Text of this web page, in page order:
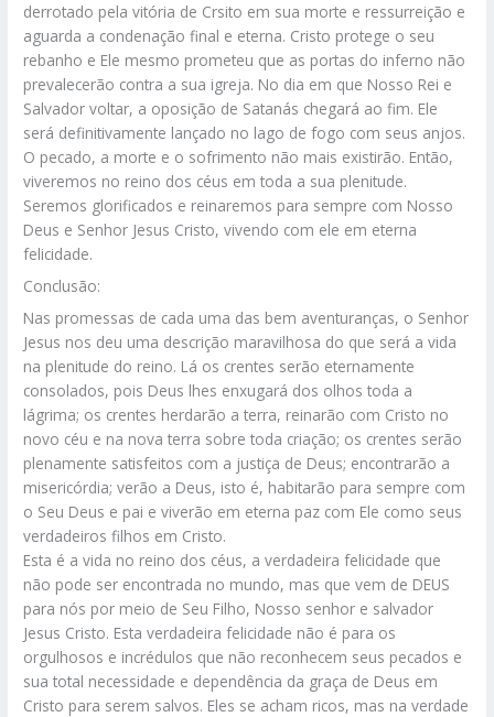
derrotado pela vitória de Crsito em sua morte e ressurreição e
aguarda a condenação final e eterna. Cristo protege o seu
rebanho e Ele mesmo prometeu que as portas do inferno não
prevalecerão contra a sua igreja. No dia em que Nosso Rei e
Salvador voltar, a oposição de Satanás chegará ao fim. Ele
será definitivamente lançado no lago de fogo com seus anjos.
O pecado, a morte e o sofrimento não mais existirão. Então,
viveremos no reino dos céus em toda a sua plenitude.
Seremos glorificados e reinaremos para sempre com Nosso
Deus e Senhor Jesus Cristo, vivendo com ele em eterna
felicidade.
Conclusão:
Nas promessas de cada uma das bem aventuranças, o Senhor
Jesus nos deu uma descrição maravilhosa do que será a vida
na plenitude do reino. Lá os crentes serão eternamente
consolados, pois Deus lhes enxugará dos olhos toda a
lágrima; os crentes herdarão a terra, reinarão com Cristo no
novo céu e na nova terra sobre toda criação; os crentes serão
plenamente satisfeitos com a justiça de Deus; encontrarão a
misericórdia; verão a Deus, isto é, habitarão para sempre com
o Seu Deus e pai e viverão em eterna paz com Ele como seus
verdadeiros filhos em Cristo.
Esta é a vida no reino dos céus, a verdadeira felicidade que
não pode ser encontrada no mundo, mas que vem de DEUS
para nós por meio de Seu Filho, Nosso senhor e salvador
Jesus Cristo. Esta verdadeira felicidade não é para os
orgulhosos e incrédulos que não reconhecem seus pecados e
sua total necessidade e dependência da graça de Deus em
Cristo para serem salvos. Eles se acham ricos, mas na verdade